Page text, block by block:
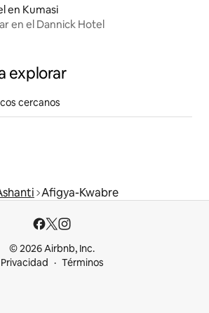
en Kumasi
en el Dannick Hotel
explorar
cercanos
Afigya-Kwabre
© 2026 Airbnb, Inc.
Privacidad
Términos